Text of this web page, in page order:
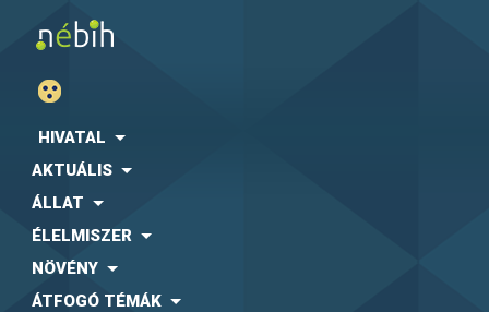
HIVATAL
AKTUÁLIS
ÁLLAT
ÉLELMISZER
NÖVÉNY
ÁTFOGÓ TÉMÁK